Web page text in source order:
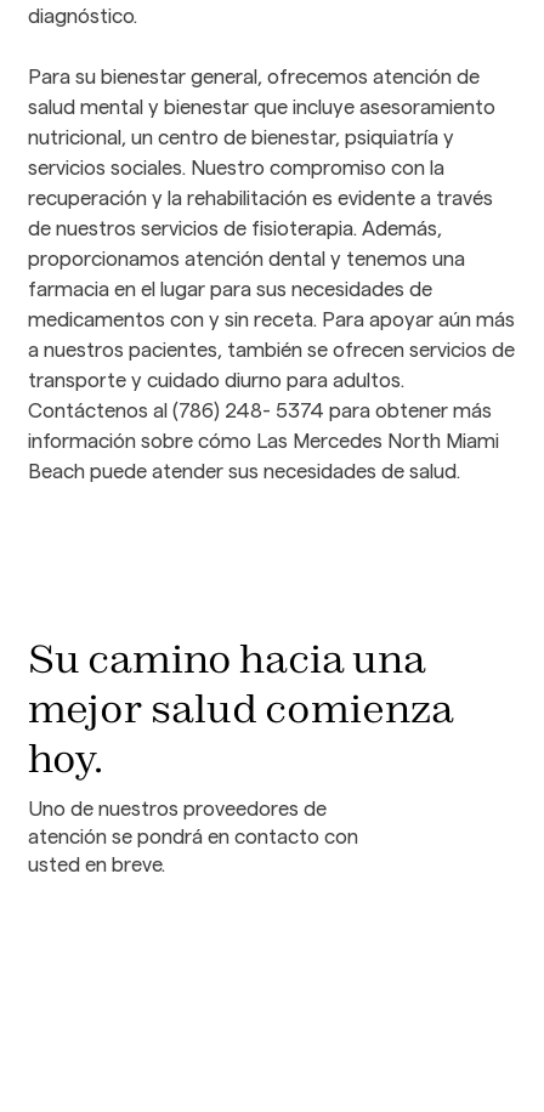
diagnóstico.
Para su bienestar general, ofrecemos atención de
salud mental y bienestar que incluye asesoramiento
nutricional, un centro de bienestar, psiquiatría y
servicios sociales. Nuestro compromiso con la
recuperación y la rehabilitación es evidente a través
de nuestros servicios de fisioterapia. Además,
proporcionamos atención dental y tenemos una
farmacia en el lugar para sus necesidades de
medicamentos con y sin receta. Para apoyar aún más
a nuestros pacientes, también se ofrecen servicios de
transporte y cuidado diurno para adultos.
Contáctenos al (786) 248- 5374 para obtener más
información sobre cómo Las Mercedes North Miami
Beach puede atender sus necesidades de salud.
Su camino hacia una
mejor salud comienza
hoy.
Uno de nuestros proveedores de
atención se pondrá en contacto con
usted en breve.